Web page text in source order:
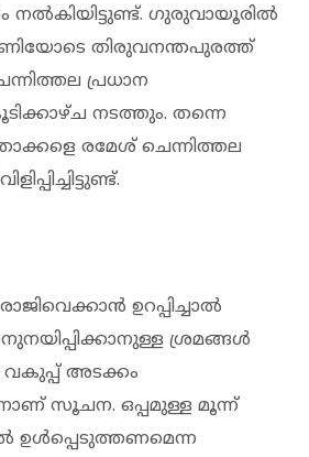
നല്‍കിയിട്ടുണ്ട്. ഗുരുവായൂരില്‍
തിരുവനന്തപുരത്ത്
പ്രധാന
നടത്തും. തന്നെ
രമേശ് ചെന്നിത്തല
ഉറപ്പിച്ചാല്‍
ശ്രമങ്ങള്‍
അടക്കം
സൂചന. ഒപ്പമുള്ള മൂന്ന്
ഉള്‍പ്പെടുത്തണമെന്ന